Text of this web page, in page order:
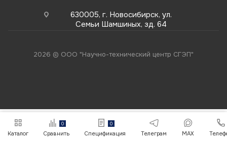
630005, г. Новосибирск, ул.
Семьи Шамшиных, зд. 64
2026 © ООО "Научно-технический центр СГЭП"
Каталог
0
Сравнить
0
Спецификация Телеграм MAX